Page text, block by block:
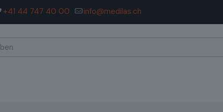
+41 44 747 40 00 info@medilas.ch